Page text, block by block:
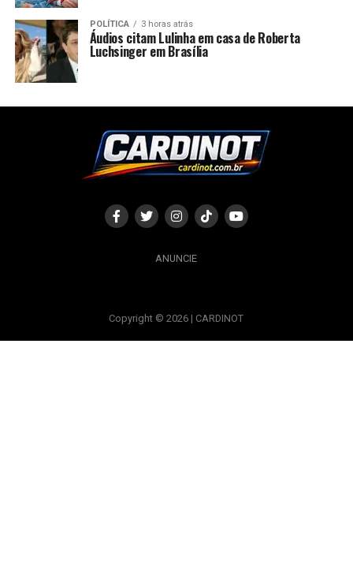
POLÍTICA 3 horas atrás
Áudios citam Lulinha em casa de Roberta
Luchsinger em Brasília
ANUNCIE
Copyright © 2026 | CARDINOT